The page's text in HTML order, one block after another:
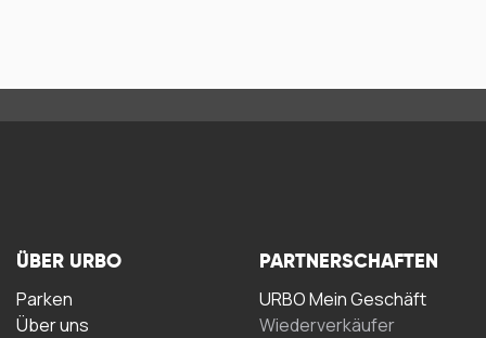
ÜBER URBO
Parken
Über uns
PARTNERSCHAFTEN
URBO Mein Geschäft
Wiederverkäufer